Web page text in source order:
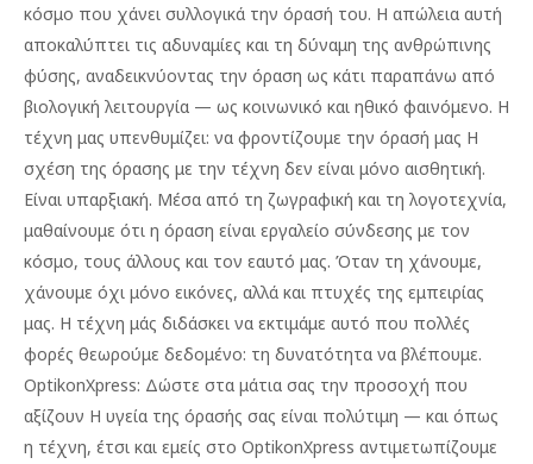
κόσμο που χάνει συλλογικά την όρασή του. Η απώλεια αυτή
αποκαλύπτει τις αδυναμίες και τη δύναμη της ανθρώπινης
φύσης, αναδεικνύοντας την όραση ως κάτι παραπάνω από
βιολογική λειτουργία — ως κοινωνικό και ηθικό φαινόμενο. Η
τέχνη μας υπενθυμίζει: να φροντίζουμε την όρασή μας Η
σχέση της όρασης με την τέχνη δεν είναι μόνο αισθητική.
Είναι υπαρξιακή. Μέσα από τη ζωγραφική και τη λογοτεχνία,
μαθαίνουμε ότι η όραση είναι εργαλείο σύνδεσης με τον
κόσμο, τους άλλους και τον εαυτό μας. Όταν τη χάνουμε,
χάνουμε όχι μόνο εικόνες, αλλά και πτυχές της εμπειρίας
μας. Η τέχνη μάς διδάσκει να εκτιμάμε αυτό που πολλές
φορές θεωρούμε δεδομένο: τη δυνατότητα να βλέπουμε.
OptikonXpress: Δώστε στα μάτια σας την προσοχή που
αξίζουν Η υγεία της όρασής σας είναι πολύτιμη — και όπως
η τέχνη, έτσι και εμείς στο OptikonXpress αντιμετωπίζουμε